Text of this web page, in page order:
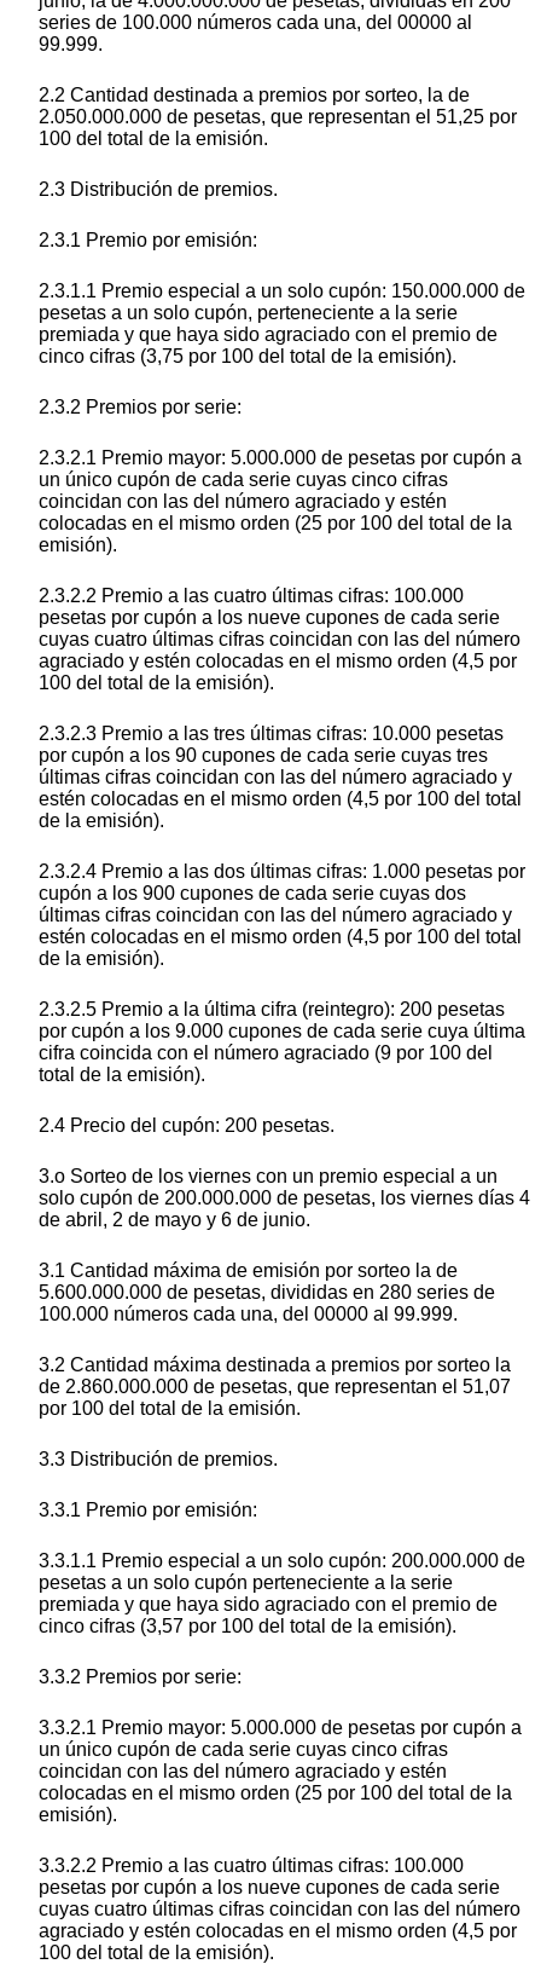
series de 100.000 números cada una, del 00000 al
99.999.
2.2 Cantidad destinada a premios por sorteo, la de
2.050.000.000 de pesetas, que representan el 51,25 por
100 del total de la emisión.
2.3 Distribución de premios.
2.3.1 Premio por emisión:
2.3.1.1 Premio especial a un solo cupón: 150.000.000 de
pesetas a un solo cupón, perteneciente a la serie
premiada y que haya sido agraciado con el premio de
cinco cifras (3,75 por 100 del total de la emisión).
2.3.2 Premios por serie:
2.3.2.1 Premio mayor: 5.000.000 de pesetas por cupón a
un único cupón de cada serie cuyas cinco cifras
coincidan con las del número agraciado y estén
colocadas en el mismo orden (25 por 100 del total de la
emisión).
2.3.2.2 Premio a las cuatro últimas cifras: 100.000
pesetas por cupón a los nueve cupones de cada serie
cuyas cuatro últimas cifras coincidan con las del número
agraciado y estén colocadas en el mismo orden (4,5 por
100 del total de la emisión).
2.3.2.3 Premio a las tres últimas cifras: 10.000 pesetas
por cupón a los 90 cupones de cada serie cuyas tres
últimas cifras coincidan con las del número agraciado y
estén colocadas en el mismo orden (4,5 por 100 del total
de la emisión).
2.3.2.4 Premio a las dos últimas cifras: 1.000 pesetas por
cupón a los 900 cupones de cada serie cuyas dos
últimas cifras coincidan con las del número agraciado y
estén colocadas en el mismo orden (4,5 por 100 del total
de la emisión).
2.3.2.5 Premio a la última cifra (reintegro): 200 pesetas
por cupón a los 9.000 cupones de cada serie cuya última
cifra coincida con el número agraciado (9 por 100 del
total de la emisión).
2.4 Precio del cupón: 200 pesetas.
3.o Sorteo de los viernes con un premio especial a un
solo cupón de 200.000.000 de pesetas, los viernes días 4
de abril, 2 de mayo y 6 de junio.
3.1 Cantidad máxima de emisión por sorteo la de
5.600.000.000 de pesetas, divididas en 280 series de
100.000 números cada una, del 00000 al 99.999.
3.2 Cantidad máxima destinada a premios por sorteo la
de 2.860.000.000 de pesetas, que representan el 51,07
por 100 del total de la emisión.
3.3 Distribución de premios.
3.3.1 Premio por emisión:
3.3.1.1 Premio especial a un solo cupón: 200.000.000 de
pesetas a un solo cupón perteneciente a la serie
premiada y que haya sido agraciado con el premio de
cinco cifras (3,57 por 100 del total de la emisión).
3.3.2 Premios por serie:
3.3.2.1 Premio mayor: 5.000.000 de pesetas por cupón a
un único cupón de cada serie cuyas cinco cifras
coincidan con las del número agraciado y estén
colocadas en el mismo orden (25 por 100 del total de la
emisión).
3.3.2.2 Premio a las cuatro últimas cifras: 100.000
pesetas por cupón a los nueve cupones de cada serie
cuyas cuatro últimas cifras coincidan con las del número
agraciado y estén colocadas en el mismo orden (4,5 por
100 del total de la emisión).